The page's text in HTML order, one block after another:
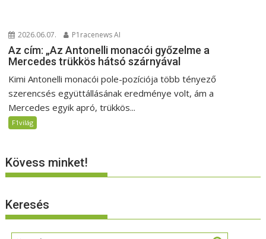
2026.06.07. P1racenews AI
Az cím: „Az Antonelli monacói győzelme a
Mercedes trükkös hátsó szárnyával
Kimi Antonelli monacói pole-pozíciója több tényező
szerencsés együttállásának eredménye volt, ám a
Mercedes egyik apró, trükkös...
F1világ
Kövess minket!
Keresés